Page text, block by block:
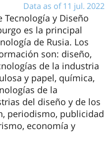
Data as of 11 jul. 2022
Tecnología y Diseño
es la principal
de Rusia. Los
son: diseño,
de la industria
y papel, química,
de la
del diseño y de los
periodismo, publicidad
economía y